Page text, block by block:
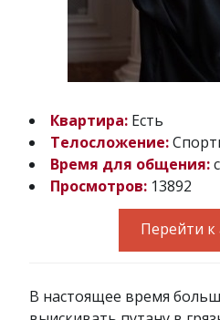
Квартира: Есть
Телосложение:
Время для общения:
Просмотров: 13892
Перейти к
В настоящее время